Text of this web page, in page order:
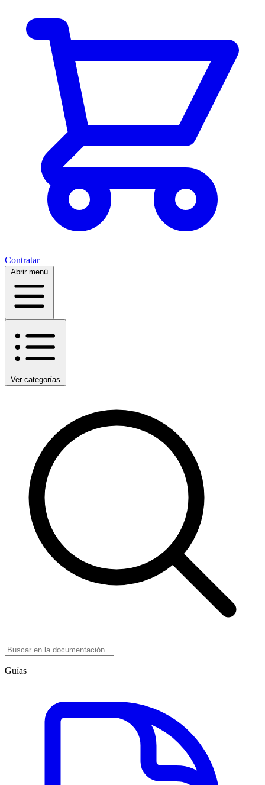
Contratar
Abrir menú
Ver categorías
Guías